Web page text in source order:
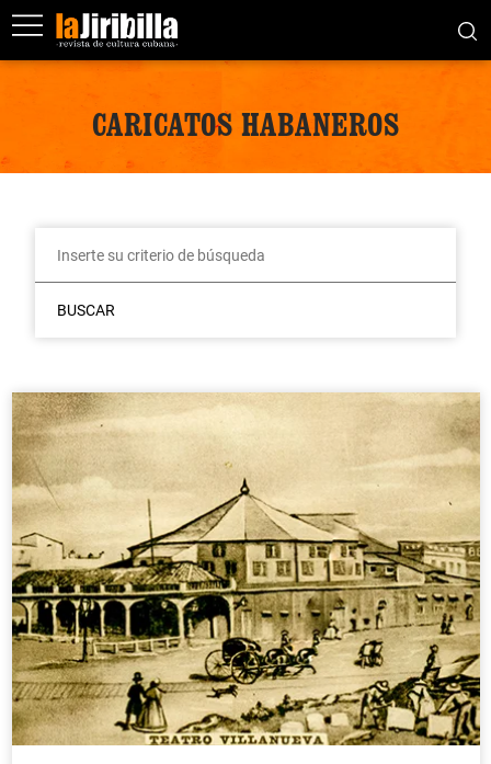
CARICATOS HABANEROS
BUSCAR